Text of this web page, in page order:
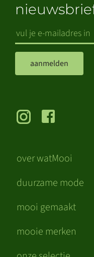
over watMooi
duurzame mode
mooi gemaakt
mooie merken
aanmelden